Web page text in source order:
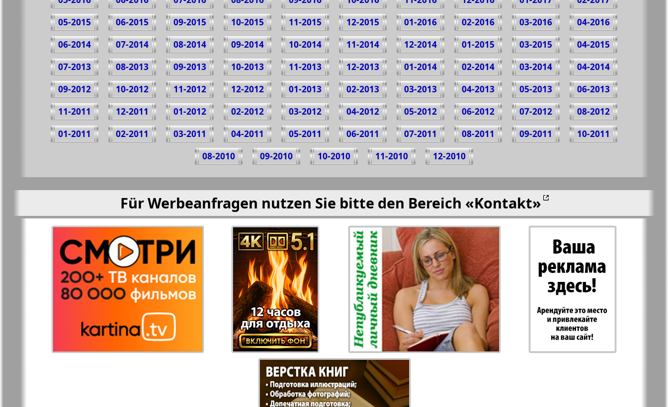
04-2016
03-2016
02-2016
01-2016
12-2015
11-2015
10-2015
09-2015
06-2015
05-2015
04-2015
03-2015
01-2015
12-2014
11-2014
10-2014
09-2014
08-2014
07-2014
06-2014
04-2014
03-2014
02-2014
01-2014
12-2013
11-2013
10-2013
09-2013
08-2013
07-2013
06-2013
05-2013
04-2013
03-2013
02-2013
01-2013
12-2012
11-2012
10-2012
09-2012
08-2012
07-2012
06-2012
05-2012
04-2012
03-2012
02-2012
01-2012
12-2011
11-2011
10-2011
09-2011
08-2011
07-2011
06-2011
05-2011
04-2011
03-2011
02-2011
01-2011
12-2010
11-2010
10-2010
09-2010
08-2010
Für Werbeanfragen nutzen Sie bitte den Bereich «Kontakt»